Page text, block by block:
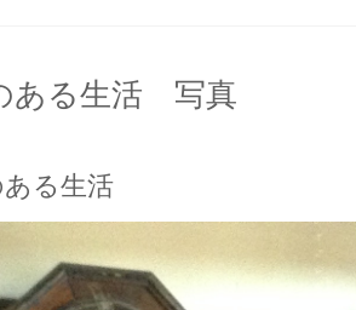
ある生活 写真
る生活